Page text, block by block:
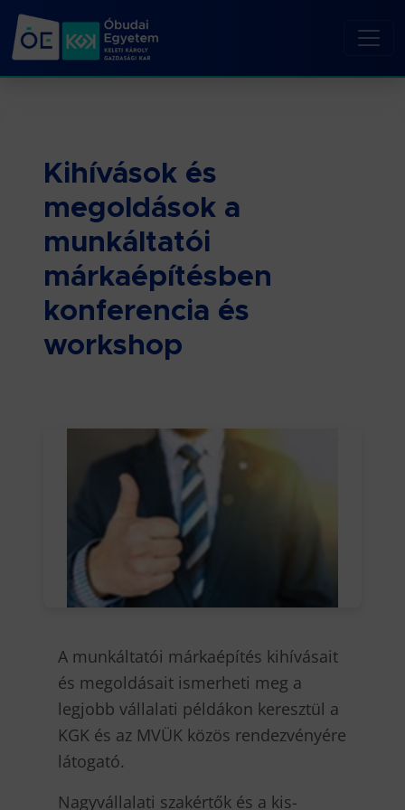
Kihívások és
megoldások a
munkáltatói
márkaépítésben
konferencia és
workshop
A munkáltatói márkaépítés kihívásait
és megoldásait ismerheti meg a
legjobb vállalati példákon keresztül a
KGK és az MVÜK közös rendezvényére
látogató.
Nagyvállalati szakértők és a kis-